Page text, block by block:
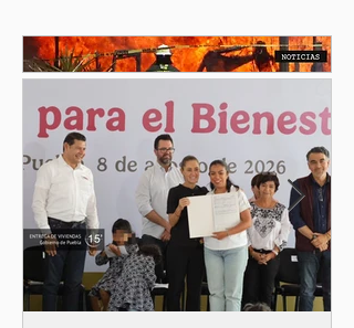
entre los gobiernos de
México y Perú. “Es
la orientación política de
los gobiernos —porque hay
orientaciones políticas de
los gobiernos, llegan por
un partido, llegan por otro
— es importante que México
tenga relaciones
diplomáticas con el mu